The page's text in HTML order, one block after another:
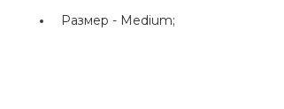
Размер - Medium;